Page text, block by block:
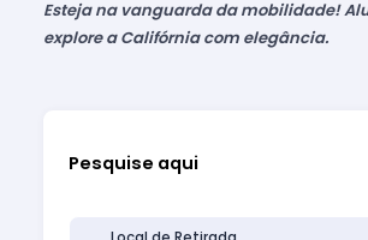
Esteja na vanguarda da mobilidade!
explore a Califórnia com elegância.
Pesquise aqui